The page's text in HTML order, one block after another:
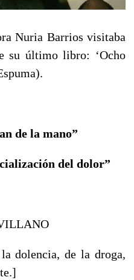
Nuria Barrios visitaba
su último libro: ‘Ocho
de la mano”
del dolor”
dolencia, de la droga,